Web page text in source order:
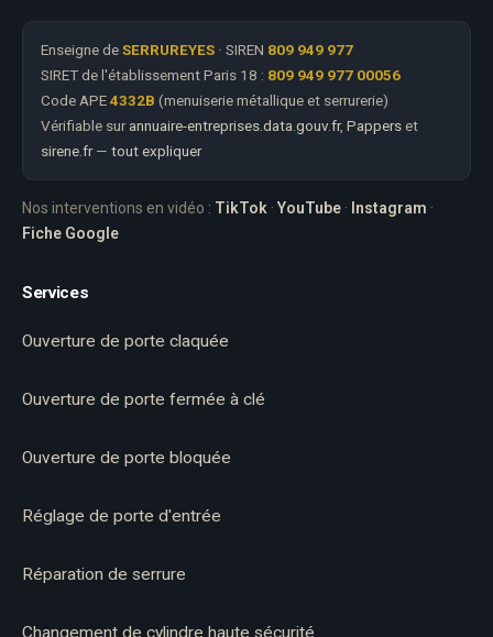
Enseigne deSERRUREYES · SIREN 809 949 977
SIRET de l'établissement Paris 18 : 809 949 977 00056
Code APE4332B (menuiserie métallique et serrurerie)
Vérifiable surannuaire-entreprises.data.gouv.fr, Papperset
sirene.fr— tout expliquer
Nos interventions en vidéo : TikTok · YouTube · Instagram ·
Fiche Google
Services
Ouverture de porte claquée
Ouverture de porte fermée à clé
Ouverture de porte bloquée
Réglage de porte d'entrée
Réparation de serrure
Changement de cylindre haute sécurité